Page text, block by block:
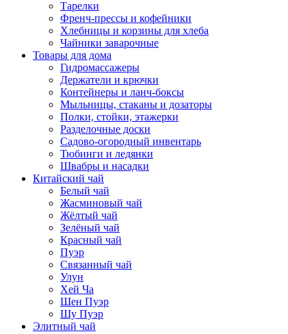
Тарелки
Френч-прессы и кофейники
Хлебницы и корзины для хлеба
Чайники заварочные
Товары для дома
Гидромассажеры
Держатели и крючки
Контейнеры и ланч-боксы
Мыльницы, стаканы и дозаторы
Полки, стойки, этажерки
Разделочные доски
Садово-огородный инвентарь
Тюбинги и ледянки
Швабры и насадки
Китайский чай
Белый чай
Жасминовый чай
Жёлтый чай
Зелёный чай
Красный чай
Пуэр
Связанный чай
Улун
Хей Ча
Шен Пуэр
Шу Пуэр
Элитный чай